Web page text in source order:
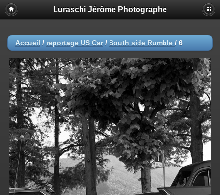
Luraschi Jérôme Photographe
Accueil / reportage US Car/ South side Rumble / 6